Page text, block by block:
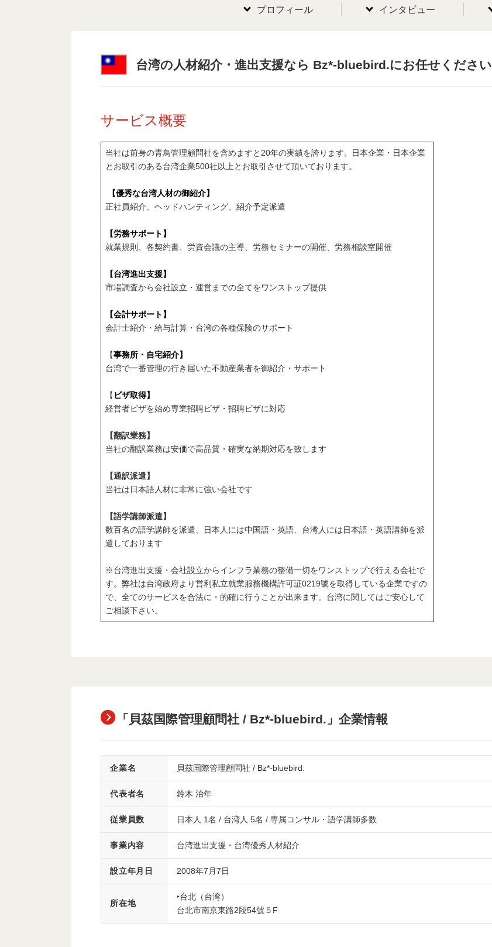
プロフィール インタビュー
台湾の人材紹介・進出支援なら Bz*-bluebird.にお任せください
サービス概要
当社は前身の青鳥管理顧問社を含めますと 20年の実績を誇ります 。
日本企業・日本企業
とお取引のある台湾企業500社以上とお取引させて頂いております。
【優秀な台湾人材の御紹介】
正社員紹介、ヘッドハンティング、紹介予定派遣
【労務サポート】
就業規則、各契約書、労資会議の主導、労務セミナーの開催、労務相談室開催
【台湾進出支援】
市場調査から会社設立・運営までの全てをワンストップ提供
【会計サポート】
会計士紹介・給与計算・台湾の各種保険のサポート
【事務所・自宅紹介】
台湾で一番管理の行き届いた不動産業者を御紹介・サポート
【 ビザ取得】
経営者ビザを始め専業招聘ビザ・招聘ビザに対応
【翻訳業務】
当社の翻訳業務は安価で高品質・確実な納期対応を致します
【通訳派遣】
当社は日本語人材に非常に強い会社です
【語学講師派遣】
数百名の語学講師を派遣、日本人には中国語・英語、台湾人には日本語・英語講師を派
遣しております
※台湾進出支援・会社設立からインフラ業務の整備一切をワンストップで行える会社で
す。弊社は台湾政府より営利私立就業服務機構許可証0219號を取得している企業ですの
で、全てのサービスを合法に・的確に行うことが出来ます。台湾に関してはご安心して
ご相談下さい。
「貝茲国際管理顧問社 / Bz*-bluebird.」企業情報
企業名 貝茲国際管理顧問社 / Bz*-bluebird.
代表者名 鈴木 治年
従業員数 日本人 1名 / 台湾人 5名 / 専属コンサル・語学講師多数
事業内容 台湾進出支援・台湾優秀人材紹介
設立年月日 2008年7月7日
所在地
‣台北（台湾）
台北市南京東路2段54號５F